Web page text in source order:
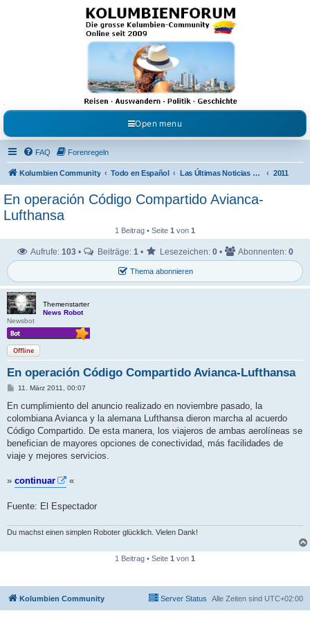
Kolumbienforum - Das
grosse Forum der
Freunde Kolumbiens
Reisen, Auswandern, Kultur, Politik, Geschichte und Visum in Kolumbien und Venezuela.
Austausch, Erfahrungen und Gemeinschaft im Kolumbienforum
Open menu
FAQ Forenregeln
Kolumbien Community Todo en Español Las Últimas Noticias en Español 2011
En operación Código Compartido Avianca-
Lufthansa
1 Beitrag • Seite 1 von 1
Thema abonnieren
Aufrufe: 103 • Beiträge: 1 • Lesezeichen: 0 • Abonnenten: 0
Themenstarter
News Robot
Newsbot
Offline
En operación Código Compartido Avianca-Lufthansa
B
i
r
a
11. März 2011, 00:07
En cumplimiento del anuncio realizado en noviembre pasado, la
colombiana Avianca y la alemana Lufthansa dieron marcha al acuerdo
Código Compartido. De esta manera, los viajeros de ambas aerolíneas se
benefician de mayores opciones de conectividad, más facilidades de
viaje y mejores servicios.
» continuar «
Fuente: El Espectador
Du machst einen simplen Roboter glücklich. Vielen Dank!
1 Beitrag • Seite 1 von 1
Kolumbien Community Alle Zeiten sind UTC+02:00
Server Status